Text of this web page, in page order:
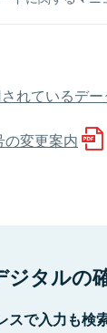
れているデ
変更案内
タルの
スで入力も検